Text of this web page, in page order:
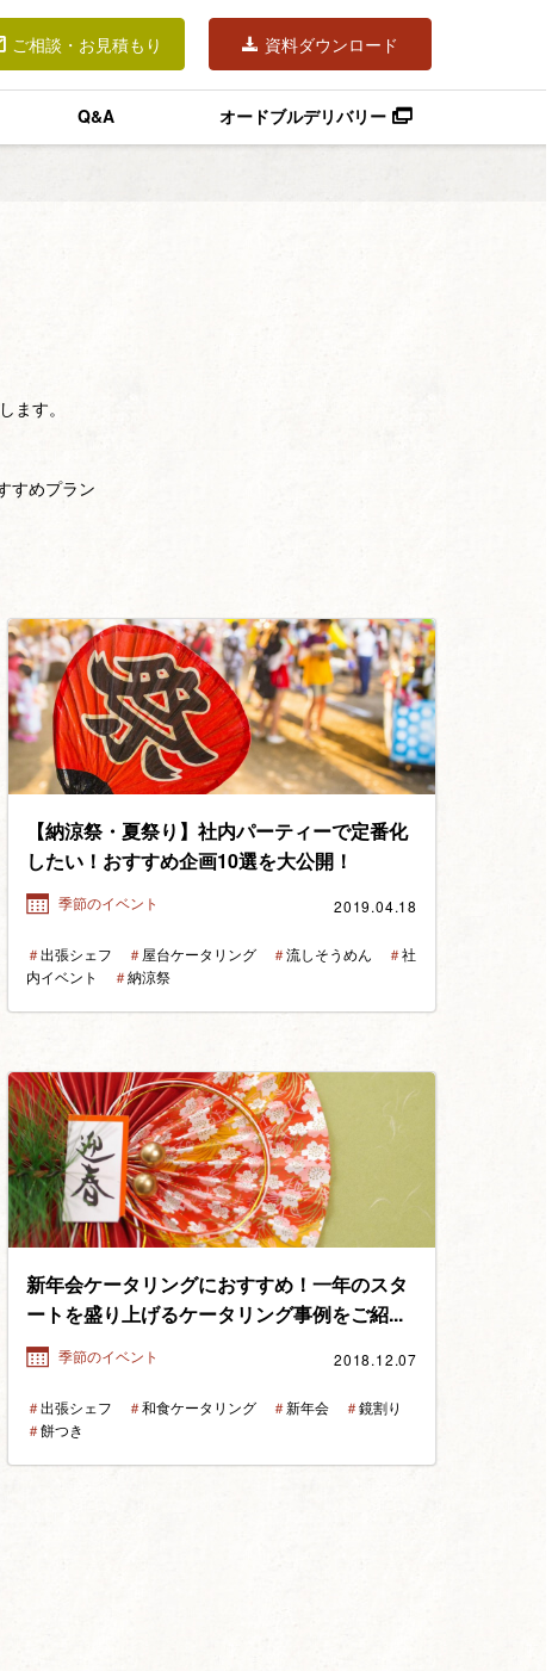
ご相談・お見積もり 資料ダウンロード
Q&A オードブルデリバリー
ます。
すめプラン
【納涼祭・夏祭り】社内パーティーで定番化
したい！おすすめ企画10選を大公開！
季節のイベント 2019.04.18
＃出張シェフ ＃屋台ケータリング ＃流しそうめん ＃社
内イベント
＃納涼祭
新年会ケータリングにおすすめ！一年のスタ
ートを盛り上げるケータリング事例をご紹...
季節のイベント 2018.12.07
＃出張シェフ ＃和食ケータリング ＃新年会 ＃鏡割り
＃餅つき